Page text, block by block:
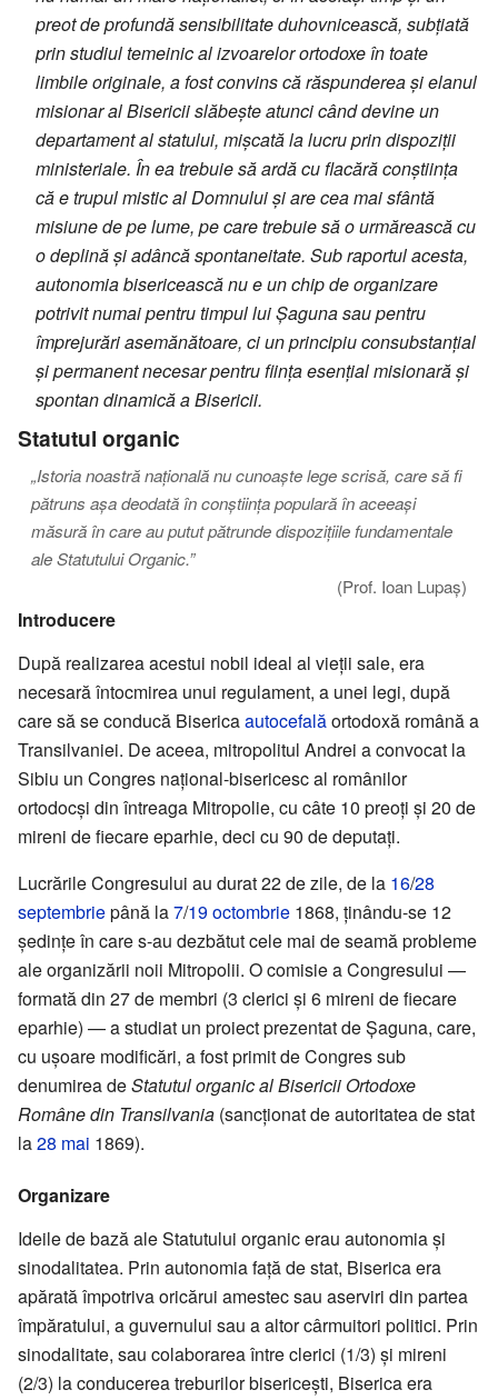
preot de profundă sensibilitate duhovnicească, subțiată
prin studiul temeinic al izvoarelor ortodoxe în toate
limbile originale, a fost convins că răspunderea și elanul
misionar al Bisericii slăbește atunci când devine un
departament al statului, mișcată la lucru prin dispoziții
ministeriale. În ea trebuie să ardă cu flacără conștiința
că e trupul mistic al Domnului și are cea mai sfântă
misiune de pe lume, pe care trebuie să o urmărească cu
o deplină și adâncă spontaneitate. Sub raportul acesta,
autonomia bisericească nu e un chip de organizare
potrivit numai pentru timpul lui Șaguna sau pentru
împrejurări asemănătoare, ci un principiu consubstanțial
și permanent necesar pentru ființa esențial misionară și
spontan dinamică a Bisericii.
Statutul organic
„Istoria noastră națională nu cunoaște lege scrisă, care să fi
pătruns așa deodată în conștiința populară în aceeași
măsură în care au putut pătrunde dispozițiile fundamentale
ale Statutului Organic.”
(Prof. Ioan Lupaș)
Introducere
După realizarea acestui nobil ideal al vieții sale, era
necesară întocmirea unui regulament, a unei legi, după
care să se conducă Bisericaautocefalăortodoxă română a
Transilvaniei. De aceea, mitropolitul Andrei a convocat la
Sibiu un Congres național-bisericesc al românilor
ortodocși din întreaga Mitropolie, cu câte 10 preoți și 20 de
mireni de fiecare eparhie, deci cu 90 de deputați.
Lucrările Congresului au durat 22 de zile, de la 16/28
septembriepână la7/19 octombrie 1868, ținându-se 12
ședințe în care s-au dezbătut cele mai de seamă probleme
ale organizării noii Mitropolii. O comisie a Congresului —
formată din 27 de membri (3 clerici și 6 mireni de fiecare
eparhie) — a studiat un proiect prezentat de Șaguna, care,
cu ușoare modificări, a fost primit de Congres sub
denumirea deStatutul organic al Bisericii Ortodoxe
Române din Transilvania (sancționat de autoritatea de stat
la28 mai 1869).
Organizare
Ideile de bază ale Statutului organic erau autonomia și
sinodalitatea. Prin autonomia față de stat, Biserica era
apărată împotriva oricărui amestec sau aserviri din partea
împăratului, a guvernului sau a altor cârmuitori politici. Prin
sinodalitate, sau colaborarea între clerici (1/3) și mireni
(2/3) la conducerea treburilor bisericești, Biserica era